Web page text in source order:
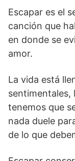
Escapar es el
canción que
en donde se
amor.
La vida está
sentimentales,
tenemos que
nada duele
de lo que